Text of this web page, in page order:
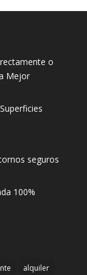
o
Mejor
seguros
100%
alquiler